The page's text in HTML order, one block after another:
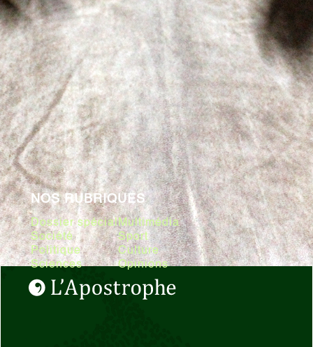
NOS RUBRIQUES
Dossier spécial
Société
Politique
Sciences
Multimédia
Sport
Culture
Opinions